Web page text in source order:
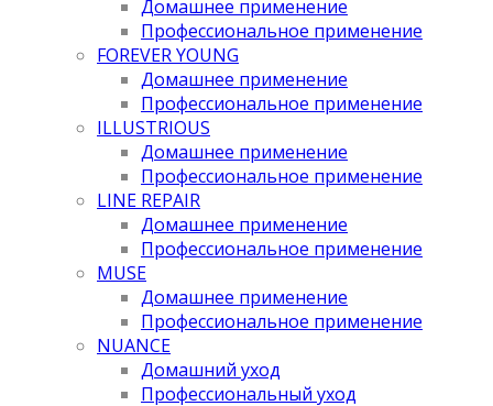
Домашнее применение
Профессиональное применение
FOREVER YOUNG
Домашнее применение
Профессиональное применение
ILLUSTRIOUS
Домашнее применение
Профессиональное применение
LINE REPAIR
Домашнее применение
Профессиональное применение
MUSE
Домашнее применение
Профессиональное применение
NUANCE
Домашний уход
Профессиональный уход